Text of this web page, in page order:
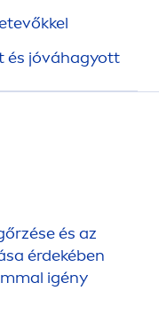
és jóváhagyott
és az
érdekében
igény